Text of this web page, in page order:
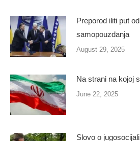
Preporod iliti put
samopouzdanja
August 29, 2025
Na strani na kojoj
June 22, 2025
Slovo o